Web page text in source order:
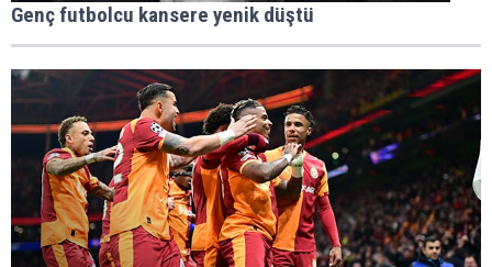
Genç futbolcu kansere yenik düştü